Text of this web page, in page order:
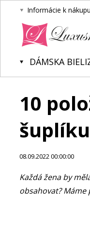
Informácie k nákupu
DÁMSKA
10
šuplíku
08.09.2022 00:00:00
Každá žena by
obsahovat? Máme